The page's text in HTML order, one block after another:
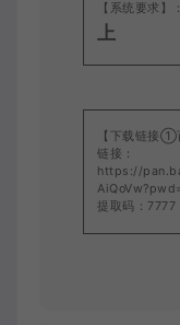
【系统要求】：
上
【下载链接①
链接：
https://
提取码：7777